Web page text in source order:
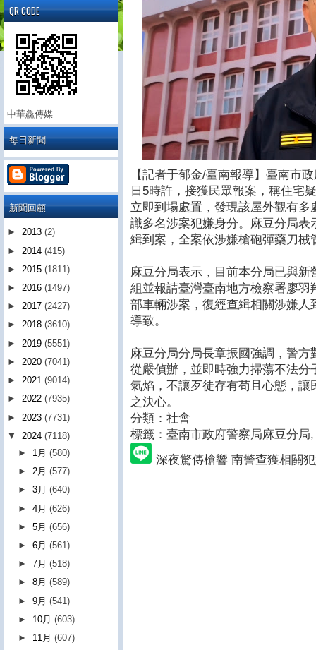
【記者于郁金/臺南報導】臺南市
日5時許，接獲民眾報案，稱住宅
立即到場處置，發現該屋外觀有
識多名涉案犯嫌身分。麻豆分局
緝到案，全案依涉嫌槍砲彈藥刀械
麻豆分局表示，目前本分局已與
組並報請臺灣臺南地方檢察署廖
部車輛涉案，復經查緝相關涉嫌
導致。
麻豆分局分局長章振國強調，警
從嚴偵辦，並即時強力掃蕩不法
氣焰，不讓歹徒存有苟且心態，
之決心。
分類：社會
標籤：臺南市政府警察局麻豆分局,
深夜驚傳槍響 南警查獲相關
QR CODE
中華鱻傳媒
每日新聞
新聞回顧
► 2013 (2)
► 2014 (415)
► 2015 (1811)
► 2016 (1497)
► 2017 (2427)
► 2018 (3610)
► 2019 (5551)
► 2020 (7041)
► 2021 (9014)
► 2022 (7935)
► 2023 (7731)
▼ 2024 (7118)
► 1月(580)
►2月(577)
►3月(640)
►4月(626)
►5月(656)
►6月(561)
►7月(518)
►8月(589)
►9月(541)
► 10月(603)
► 11月(607)